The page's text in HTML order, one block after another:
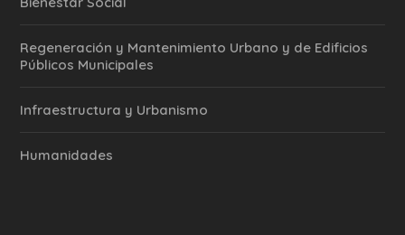
Regeneración y Mantenimiento Urbano y de Edificios
Públicos Municipales
Infraestructura y Urbanismo
Humanidades